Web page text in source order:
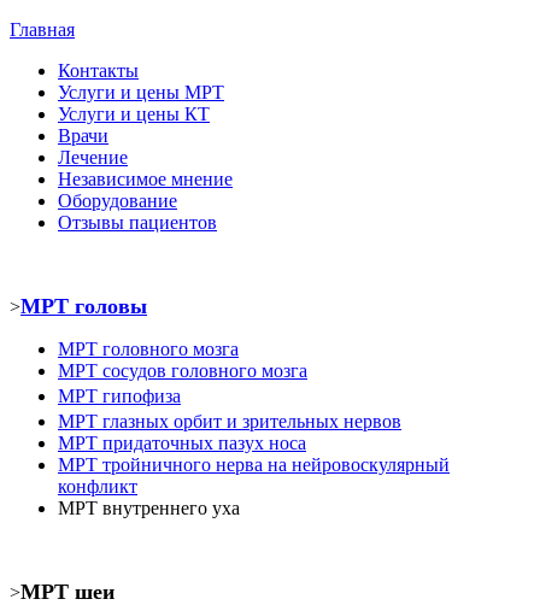
Главная
Контакты
Услуги и цены МРТ
Услуги и цены КТ
Врачи
Лечение
Независимое мнение
Оборудование
Отзывы пациентов
>МРТ головы
МРТ головного мозга
МРТ сосудов головного мозга
МРТ гипофиза
МРТ глазных орбит и зрительных нервов
МРТ придаточных пазух носа
МРТ тройничного нерва на нейровоскулярный
конфликт
МРТ внутреннего уха
>МРТ шеи